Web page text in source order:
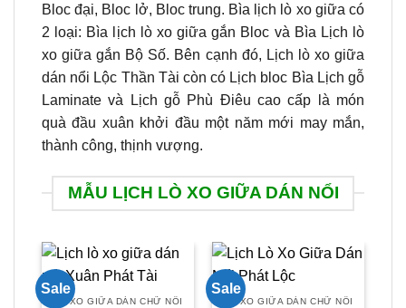
Bloc đại, Bloc lở, Bloc trung. Bìa lịch lò xo giữa có
2 loại: Bìa lịch lò xo giữa gắn Bloc và Bìa Lịch lò
xo giữa gắn Bộ Số. Bên cạnh đó, Lịch lò xo giữa
dán nổi Lộc Thần Tài còn có Lịch bloc Bìa Lịch gỗ
Laminate và Lịch gỗ Phù Điêu cao cấp là món
quà đầu xuân khởi đầu một năm mới may mắn,
thành công, thịnh vượng.
MẪU LỊCH LÒ XO GIỮA DÁN NỔI
Sale
LÒ XO GIỮA DÁN CHỮ NỔI
Sale
LÒ XO GIỮA DÁN CHỮ NỔI